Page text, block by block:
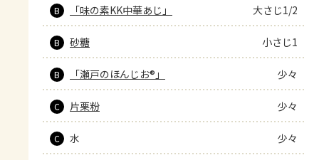
B 「味の素KK中華あじ」 大さじ1/2
B 砂糖 小さじ1
B 「瀬戸のほんじお®」 少々
C 片栗粉 少々
C 水 少々